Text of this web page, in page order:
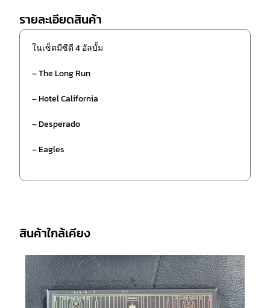
รายละเอียดสินค้า
ในเซ็ตมีซีดี 4 อัลบั้ม
– The Long Run
– Hotel California
– Desperado
– Eagles
สินค้าใกล้เคียง